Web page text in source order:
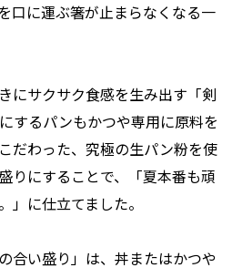
口に運ぶ箸が止まらなくなる一
にサクサク食感を生み出す「剣
するパンもかつや専用に原料を
だわった、究極の生パン粉を使
りにすることで、「夏本番も頑
」に仕立てました。
合い盛り」は、丼またはかつや